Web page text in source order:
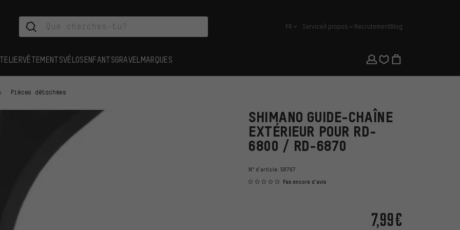
français
FR ServiceÀ propos RecrutementBlog
VÊTEMENTSVÉLOSENFANTSGRAVEL MARQUES
Pièces détachées
SHIMANO GUIDE-CHAÎNE
EXTÉRIEUR POUR RD-
6800 / RD-6870
N° d'article: 58767
Pas encore d'avis
7,99€